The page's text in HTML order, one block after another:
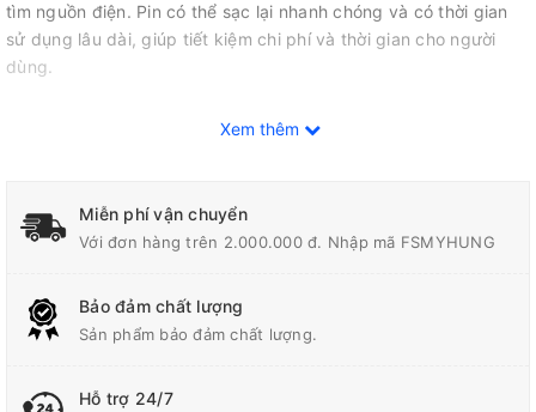
tìm nguồn điện. Pin có thể sạc lại nhanh chóng và có thời gian
sử dụng lâu dài, giúp tiết kiệm chi phí và thời gian cho người
dùng.
gạch, đá và thép. Điều này giúp cho việc xử lý các công việc
khoan và đục trở nên dễ dàng và nhanh chóng hơn, đồng thời
Một tính năng đặc biệt khác của
thống chống rung hiệu quả, giúp giảm thiểu độ rung và tiếng ồn
khỏe của người dùng mà còn giảm thiểu ảnh hưởng đến môi
Xem thêm
Miễn phí vận chuyển
Với đơn hàng trên 2.000.000 đ. Nhập mã FSMYHUNG
Bảo đảm chất lượng
Sản phẩm bảo đảm chất lượng.
Hỗ trợ 24/7